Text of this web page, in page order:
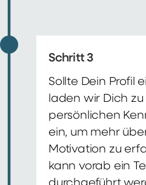
Schritt 3
Sollte Dein Profil
laden wir Dich zu
persönlichen
ein, um mehr
Motivation zu
kann vorab ein